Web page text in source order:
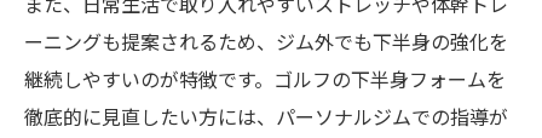
ーニングも提案されるため、ジム外でも下半身の強化を
継続しやすいのが特徴です。ゴルフの下半身フォームを
徹底的に見直したい方には、パーソナルジムでの指導が